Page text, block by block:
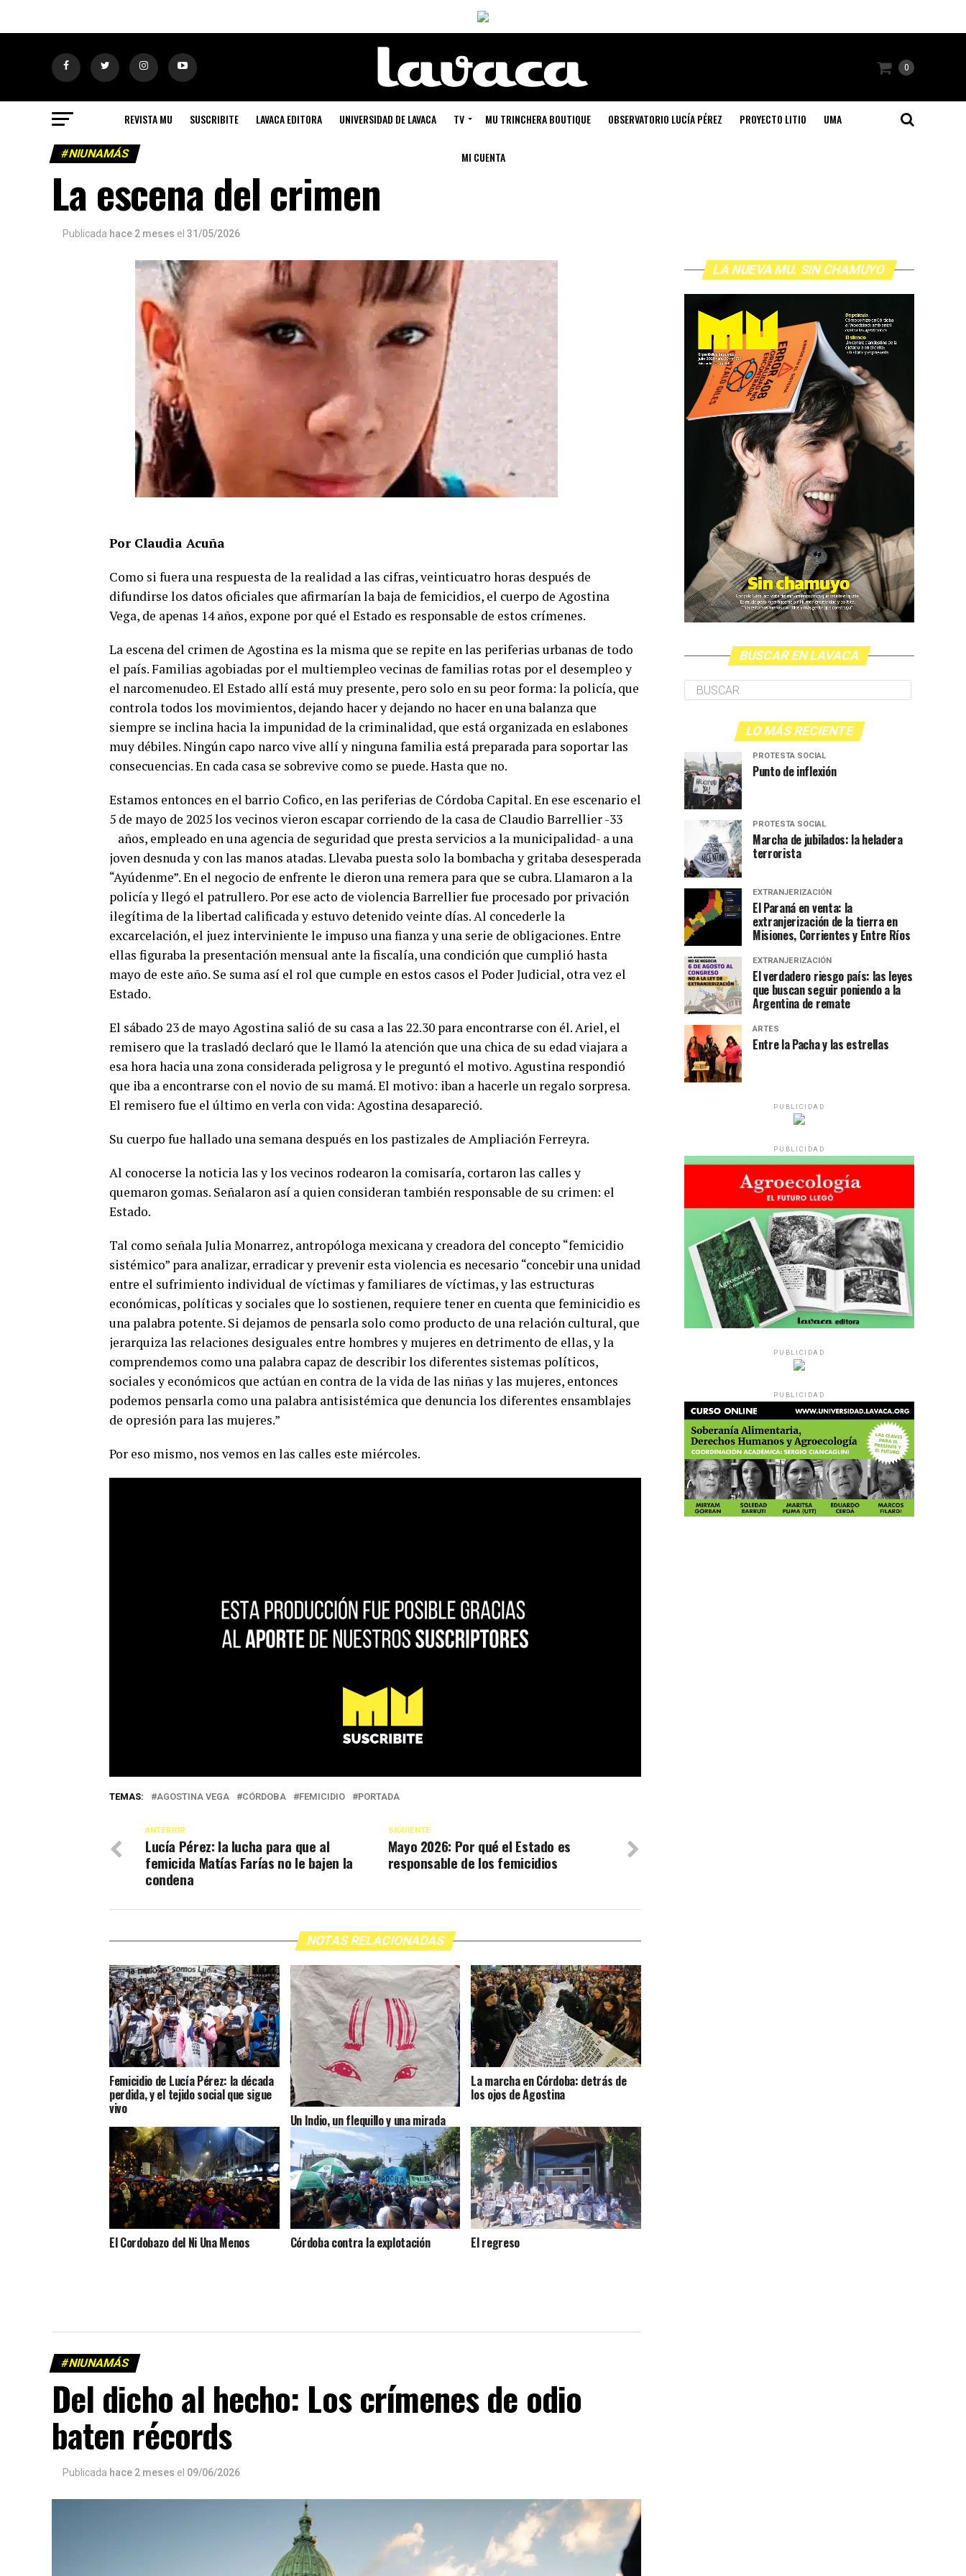
0
REVISTA MU SUSCRIBITE LAVACA EDITORA UNIVERSIDAD DE LAVACA TV MU TRINCHERA BOUTIQUE OBSERVATORIO LUCÍA PÉREZ PROYECTO LITIO UMA
MI CUENTA
#NIUNAMÁS
La escena del crimen
Publicada hace 2 meses el 31/05/2026
Por Claudia Acuña
Como si fuera una respuesta de la realidad a las cifras, veinticuatro horas después de
difundirse los datos oficiales que afirmarían la baja de femicidios, el cuerpo de Agostina
Vega, de apenas 14 años, expone por qué el Estado es responsable de estos crímenes.
La escena del crimen de Agostina es la misma que se repite en las periferias urbanas de todo
el país. Familias agobiadas por el multiempleo vecinas de familias rotas por el desempleo y
el narcomenudeo. El Estado allí está muy presente, pero solo en su peor forma: la policía, que
controla todos los movimientos, dejando hacer y dejando no hacer en una balanza que
siempre se inclina hacia la impunidad de la criminalidad, que está organizada en eslabones
muy débiles. Ningún capo narco vive allí y ninguna familia está preparada para soportar las
consecuencias. En cada casa se sobrevive como se puede. Hasta que no.
Estamos entonces en el barrio Cofico, en las periferias de Córdoba Capital. En ese escenario el
5 de mayo de 2025 los vecinos vieron escapar corriendo de la casa de Claudio Barrellier -33
años, empleado en una agencia de seguridad que presta servicios a la municipalidad- a una
joven desnuda y con las manos atadas. Llevaba puesta solo la bombacha y gritaba desesperada
“Ayúdenme”. En el negocio de enfrente le dieron una remera para que se cubra. Llamaron a la
policía y llegó el patrullero. Por ese acto de violencia Barrellier fue procesado por privación
ilegítima de la libertad calificada y estuvo detenido veinte días. Al concederle la
excarcelación, el juez interviniente le impuso una fianza y una serie de obligaciones. Entre
ellas figuraba la presentación mensual ante la fiscalía, una condición que cumplió hasta
mayo de este año. Se suma así el rol que cumple en estos casos el Poder Judicial, otra vez el
Estado.
El sábado 23 de mayo Agostina salió de su casa a las 22.30 para encontrarse con él. Ariel, el
remisero que la trasladó declaró que le llamó la atención que una chica de su edad viajara a
esa hora hacia una zona considerada peligrosa y le preguntó el motivo. Agustina respondió
que iba a encontrarse con el novio de su mamá. El motivo: iban a hacerle un regalo sorpresa.
El remisero fue el último en verla con vida: Agostina desapareció.
Su cuerpo fue hallado una semana después en los pastizales de Ampliación Ferreyra.
Al conocerse la noticia las y los vecinos rodearon la comisaría, cortaron las calles y
quemaron gomas. Señalaron así a quien consideran también responsable de su crimen: el
Estado.
Tal como señala Julia Monarrez, antropóloga mexicana y creadora del concepto “femicidio
sistémico” para analizar, erradicar y prevenir esta violencia es necesario “concebir una unidad
entre el sufrimiento individual de víctimas y familiares de víctimas, y las estructuras
económicas, políticas y sociales que lo sostienen, requiere tener en cuenta que feminicidio es
una palabra potente. Si dejamos de pensarla solo como producto de una relación cultural, que
jerarquiza las relaciones desiguales entre hombres y mujeres en detrimento de ellas, y la
comprendemos como una palabra capaz de describir los diferentes sistemas políticos,
sociales y económicos que actúan en contra de la vida de las niñas y las mujeres, entonces
podemos pensarla como una palabra antisistémica que denuncia los diferentes ensamblajes
de opresión para las mujeres.”
Por eso mismo, nos vemos en las calles este miércoles.
TEMAS: AGOSTINA VEGA CÓRDOBA FEMICIDIO PORTADA
SIGUIENTE
Mayo 2026: Por qué el Estado es
responsable de los femicidios
ANTERIOR
Lucía Pérez: la lucha para que al
femicida Matías Farías no le bajen la
condena
NOTAS RELACIONADAS
Femicidio de Lucía Pérez: la década
perdida, y el tejido social que sigue
vivo
Un Indio, un flequillo y una mirada
La marcha en Córdoba: detrás de
los ojos de Agostina
El Cordobazo del Ni Una Menos Córdoba contra la explotación El regreso
#NIUNAMÁS
Del dicho al hecho: Los crímenes de odio
baten récords
Publicada hace 2 meses el 09/06/2026
LA NUEVA MU. SIN CHAMUYO
BUSCAR EN LAVACA
LO MÁS RECIENTE
PROTESTA SOCIAL
Punto de inflexión
PROTESTA SOCIAL
Marcha de jubilados: la heladera
terrorista
EXTRANJERIZACIÓN
El Paraná en venta: la
extranjerización de la tierra en
Misiones, Corrientes y Entre Ríos
EXTRANJERIZACIÓN
El verdadero riesgo país: las leyes
que buscan seguir poniendo a la
Argentina de remate
ARTES
Entre la Pacha y las estrellas
PUBLICIDAD
PUBLICIDAD
PUBLICIDAD
PUBLICIDAD